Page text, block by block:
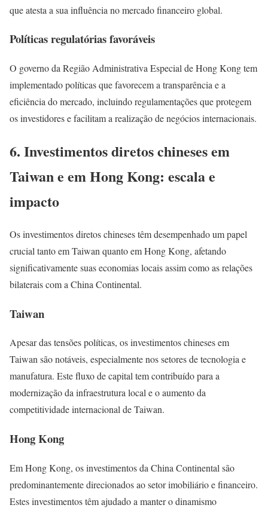
que atesta a sua influência no mercado financeiro global.
Políticas regulatórias favoráveis
O governo da Região Administrativa Especial de Hong Kong tem
implementado políticas que favorecem a transparência e a
eficiência do mercado, incluindo regulamentações que protegem
os investidores e facilitam a realização de negócios internacionais.
6. Investimentos diretos chineses em
Taiwan e em Hong Kong: escala e
impacto
Os investimentos diretos chineses têm desempenhado um papel
crucial tanto em Taiwan quanto em Hong Kong, afetando
significativamente suas economias locais assim como as relações
bilaterais com a China Continental.
Taiwan
Apesar das tensões políticas, os investimentos chineses em
Taiwan são notáveis, especialmente nos setores de tecnologia e
manufatura. Este fluxo de capital tem contribuído para a
modernização da infraestrutura local e o aumento da
competitividade internacional de Taiwan.
Hong Kong
Em Hong Kong, os investimentos da China Continental são
predominantemente direcionados ao setor imobiliário e financeiro.
Estes investimentos têm ajudado a manter o dinamismo